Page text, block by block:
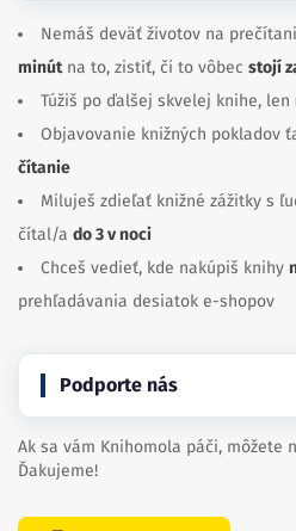
Nemáš deväť životov na
minútna to, zistiť, či to vôbec stojí
Túžiš po ďalšej skvelej knihe, len
Objavovanie knižných pokladov
čítanie
Miluješ zdieľať knižné zážitky s
čítal/a do 3 v noci
Chceš vedieť, kde nakúpiš knihy
prehľadávania desiatok e-shopov
Podporte nás
Ak sa vám Knihomola páči, môžete
Ďakujeme!